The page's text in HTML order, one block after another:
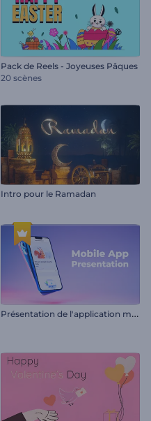
Pack de Reels - Joyeuses Pâques
20 scènes
Intro pour le Ramadan
P
résentation de l'application mobile